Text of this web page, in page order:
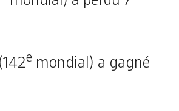
e mondial) a gagné